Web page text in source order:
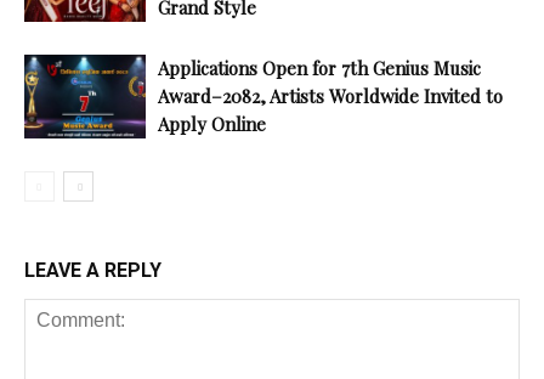
Grand Style
Applications Open for 7th Genius Music
Award–2082, Artists Worldwide Invited to
Apply Online
LEAVE A REPLY